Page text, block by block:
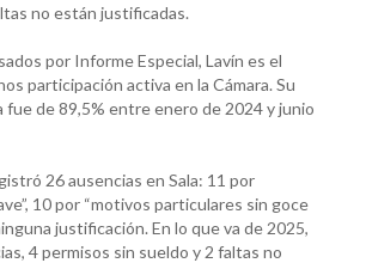
no están justificadas.
por Informe Especial, Lavín es el
participación activa en la Cámara. Su
fue de 89,5% entre enero de 2024 y junio
26 ausencias en Sala: 11 por
10 por “motivos particulares sin goce
justificación. En lo que va de 2025,
4 permisos sin sueldo y 2 faltas no